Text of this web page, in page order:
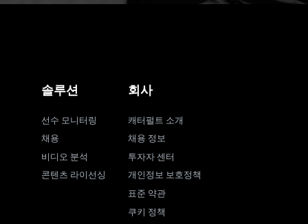
솔루션
선수 모니터링
채용
비디오 분석
콘텐츠 라이선싱
회사
캐터펄트 소개
채용 정보
투자자 센터
개인정보 보호정책
표준 약관
쿠키 정책